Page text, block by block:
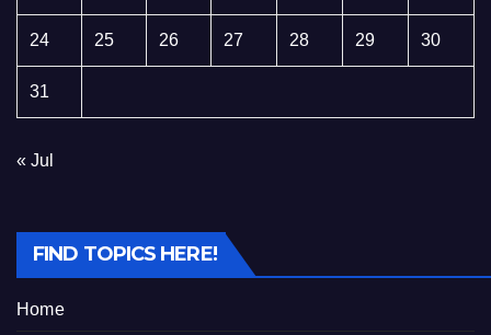
24 25 26 27 28 29 30
31
« Jul
FIND TOPICS HERE!
Home